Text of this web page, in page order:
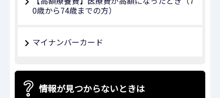
0歳から74歳までの方）
マイナンバーカード
情報が見つからないときは